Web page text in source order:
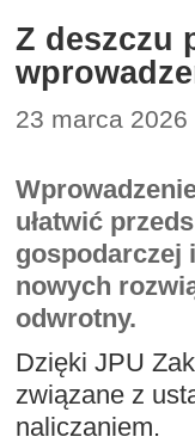
Z deszczu
23 marca
ułatwić
gospodarczej
nowych
odwrotny.
Dzięki JPU
związane z
naliczaniem.